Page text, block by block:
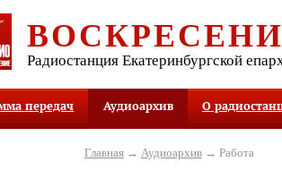
Радиостанция Екатеринбургской
передач Аудиоархив О
Главная→ Аудиоархив→ Работа